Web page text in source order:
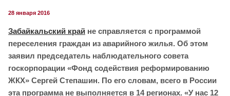
28 января 2016
Забайкальский край не справляется с программой
переселения граждан из аварийного жилья. Об этом
заявил председатель наблюдательного совета
госкорпорации «Фонд содействия реформированию
ЖКХ» Сергей Степашин. По его словам, всего в России
эта программа не выполняется в 14 регионах. «У нас 12